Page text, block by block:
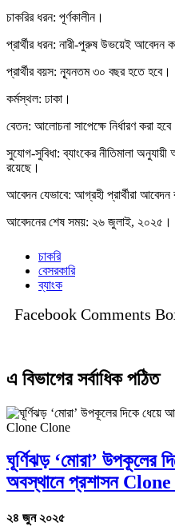
চাকরির ধরন: পূর্ণকালীন।
প্রার্থীর ধরন: নারী-পুরুষ উভয়েই আবেদন
প্রার্থীর বয়স: ন্যূনতম ৩০ বছর হতে হবে।
কর্মস্থল: ঢাকা।
বেতন: আলোচনা সাপেক্ষে নির্ধারণ করা
সুযোগ-সুবিধা: ব্যাংকের নীতিমালা
রয়েছে।
আবেদন যেভাবে: আগ্রহী প্রার্থীরা
আবেদনের শেষ সময়: ২৬ জুলাই, ২০২৫।
চাকরি
বেসরকারি
ব্যাংক
Facebook Comments
এ বিভাগের সর্বাধিক পঠিত
ঘূর্ণিঝড় ‘মোরা’ উপকূলের
অবস্থানে প্রশাসন
২৪ জুন ২০২৫